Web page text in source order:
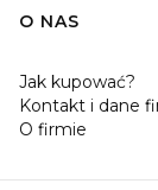
O NAS
Jak kupować?
Kontakt i dane
O firmie